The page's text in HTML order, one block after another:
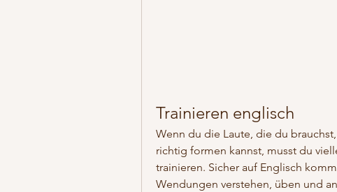
Trainieren englisch
Wenn du die Laute, die du
richtig formen kannst, musst du
trainieren. Sicher auf Englisch
Wendungen verstehen, üben und